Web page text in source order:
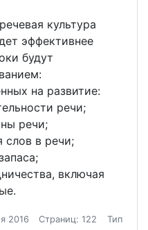
культура
эффективнее
будут
на развитие:
речи;
речи;
слов в речи;
включая
2016 Страниц: 122
Тип